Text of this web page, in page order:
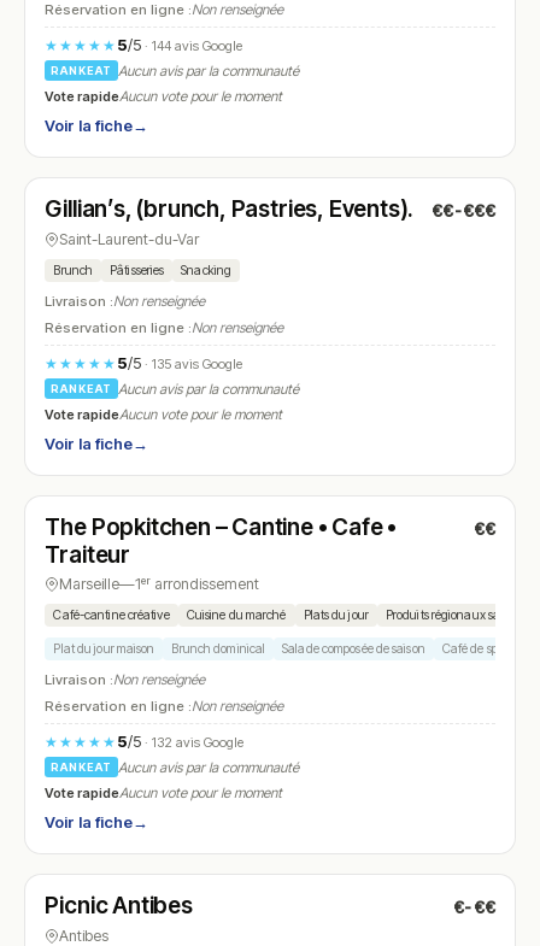
Réservation en ligne :Non renseignée
★★★★★ 5/5· 144 avis Google
RANKEAT
Aucun avis par la communauté
Vote rapideAucun vote pour le moment
Voir la fiche→
N° 12
Gillian’s, (brunch, Pastries, Events). €€-€€€
Saint-Laurent-du-Var
Brunch Pâtisseries Snacking
Livraison :Non renseignée
Réservation en ligne :Non renseignée
★★★★★ 5/5· 135 avis Google
RANKEAT
Aucun avis par la communauté
Vote rapideAucun vote pour le moment
Voir la fiche→
N° 13
The Popkitchen – Cantine • Cafe •
Traiteur
€€
Marseille—1ᵉʳ arrondissement
Café-cantine créative Cuisine du marché Plats du jour Produits régionaux
Plat du jour maison Brunch dominical Salade composée de saison Café de spécialité
Livraison :Non renseignée
Réservation en ligne :Non renseignée
★★★★★ 5/5· 132 avis Google
RANKEAT
Aucun avis par la communauté
Vote rapideAucun vote pour le moment
Voir la fiche→
N° 14
Picnic Antibes €-€€
Antibes